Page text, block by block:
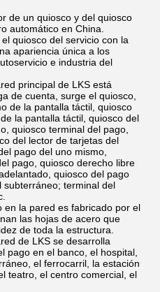
de un quiosco y del quiosco
automático en China.
quiosco del servicio con la
apariencia única a los
e industria del
principal de LKS está
de cuenta, surge el quiosco,
de la pantalla táctil, quiosco
la pantalla táctil, quiosco del
quiosco terminal del pago,
del lector de tarjetas del
pago del uno mismo,
pago, quiosco derecho libre
quiosco del pago
terminal del
en la pared es fabricado por el
las hojas de acero que
de toda la estructura.
de LKS se desarrolla
pago en el banco, el hospital,
el ferrocarril, la estación
teatro, el centro comercial, el